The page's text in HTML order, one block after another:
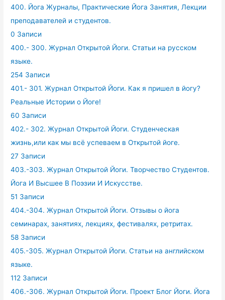
400. Йога Журналы, Практические Йога Занятия, Лекции
преподавателей и студентов.
0 Записи
400.- 300. Журнал Открытой Йоги. Статьи на русском
языке.
254 Записи
401.- 301. Журнал Открытой Йоги. Как я пришел в йогу?
Реальные Истории о Йоге!
60 Записи
402.- 302. Журнал Открытой Йоги. Студенческая
жизнь,или как мы всё успеваем в Открытой йоге.
27 Записи
403.-303. Журнал Открытой Йоги. Творчество Студентов.
Йога И Высшее В Поэзии И Искусстве.
51 Записи
404.-304. Журнал Открытой Йоги. Отзывы о йога
семинарах, занятиях, лекциях, фестивалях, ретритах.
58 Записи
405.-305. Журнал Открытой Йоги. Статьи на английском
языке.
112 Записи
406.-306. Журнал Открытой Йоги. Проект Блог Йоги. Йога